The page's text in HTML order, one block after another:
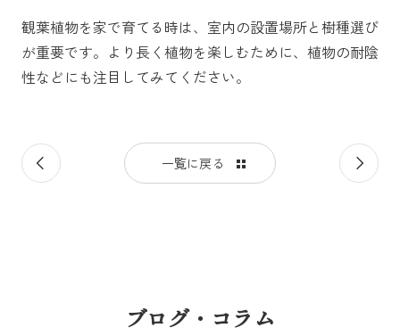
観葉植物を家で育てる時は、室内の設置場所と樹種選び
が重要です。より長く植物を楽しむために、植物の耐陰
性などにも注目してみてください。
前
の
一覧に戻る
次
の
ブログ・コラム